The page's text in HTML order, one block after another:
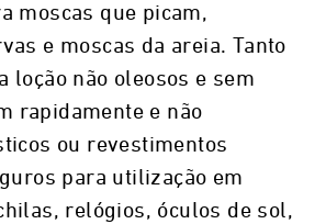
moscas que picam,
e moscas da areia. Tanto
loção não oleosos e sem
rapidamente e não
ou revestimentos
para utilização em
relógios, óculos de sol,